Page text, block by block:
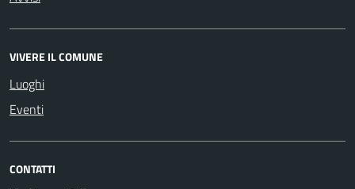
VIVERE IL COMUNE
Luoghi
Eventi
CONTATTI